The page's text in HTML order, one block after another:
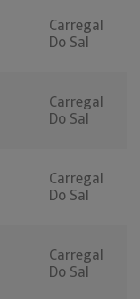
Carregal
Do Sal
Carregal
Do Sal
Carregal
Do Sal
Carregal
Do Sal